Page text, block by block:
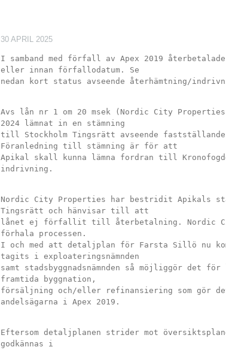
30 APRIL 2025
I samband med förfall av Apex 2019
eller innan förfallodatum. Se
nedan kort status avseende återhämtning/
Avs lån nr 1 om 20 msek (Nordic City
2024 lämnat in en stämning
till Stockholm Tingsrätt avseende fastställande
Föranledning till stämning är för att
Apikal skall kunna lämna fordran till
indrivning.
Nordic City Properties har bestridit Apikals
Tingsrätt och hänvisar till att
lånet ej förfallit till återbetalning. Nordic
förhala processen.
I och med att detaljplan för Farsta Sillö nu
tagits i exploateringsnämnden
samt stadsbyggnadsnämnden så möjliggör det
framtida byggnation,
försäljning och/eller refinansiering som gör
andelsägarna i Apex 2019.
Eftersom detaljplanen strider mot
godkännas i